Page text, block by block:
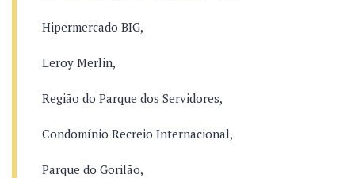
Hipermercado BIG,
Leroy Merlin,
Região do Parque dos Servidores,
Condomínio Recreio Internacional,
Parque do Gorilão,